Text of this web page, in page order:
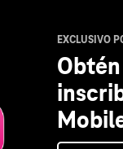
EXCLUSIVO